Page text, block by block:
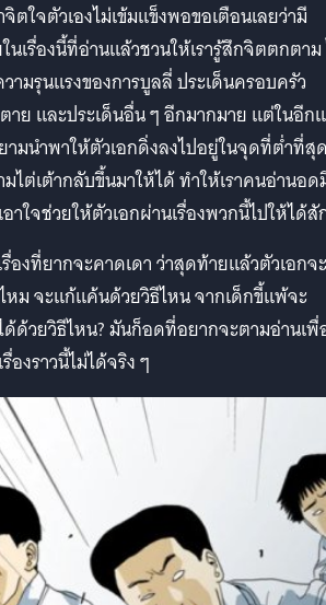
ตใจตัวเองไม่เข้มแข็งพอขอเตือนเลยว่ามี
นเรื่องนี้ที่อ่านแล้วชวนให้เรารู้สึกจิตตกตาม
ามรุนแรงของการบูลลี่ ประเด็นครอบครัว
าย และประเด็นอื่น ๆ อีกมากมาย แต่ในอีก
ามนำพาให้ตัวเอกดิ่งลงไปอยู่ในจุดที่ต่ำที่สุ
ไต่เต้ากลับขึ้นมาให้ได้ ทำให้เราคนอ่านอด
าใจช่วยให้ตัวเอกผ่านเรื่องพวกนี้ไปให้ได้
รื่องที่ยากจะคาดเดา ว่าสุดท้ายแล้วตัวเอกจะ
ม จะแก้แค้นด้วยวิธีไหน จากเด็กขี้แพ้จะ
ด้ด้วยวิธีไหน? มันก็อดที่อยากจะตามอ่านเพื่
งราวนี้ไม่ได้จริง ๆ